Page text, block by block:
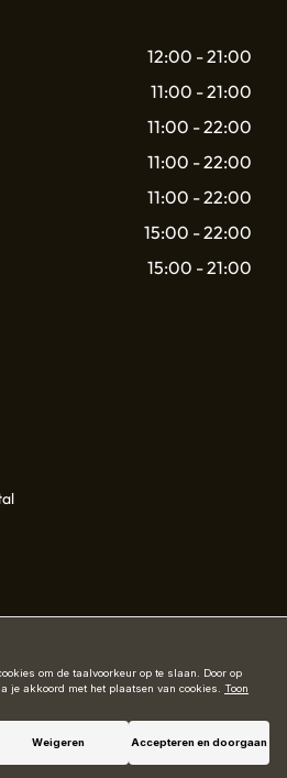
Reserveer
om de taalvoorkeur op te slaan. Door op
je akkoord met het plaatsen van cookies. Toon
Weigeren Accepteren en doorgaan
12:00 - 21:00
11:00 - 21:00
11:00 - 22:00
11:00 - 22:00
11:00 - 22:00
15:00 - 22:00
15:00 - 21:00